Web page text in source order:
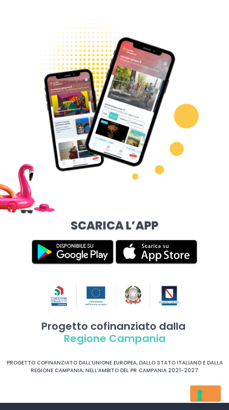
SCARICA L’APP
Progetto cofinanziato dalla
Regione Campania
PROGETTO COFINANZIATO DALL’UNIONE EUROPEA, DALLO STATO ITALIANO E DALLA
REGIONE CAMPANIA, NELL’AMBITO DEL PR CAMPANIA 2021-2027